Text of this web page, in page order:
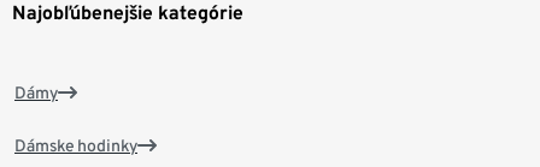
Najobľúbenejšie kategórie
Dámy
Dámske hodinky